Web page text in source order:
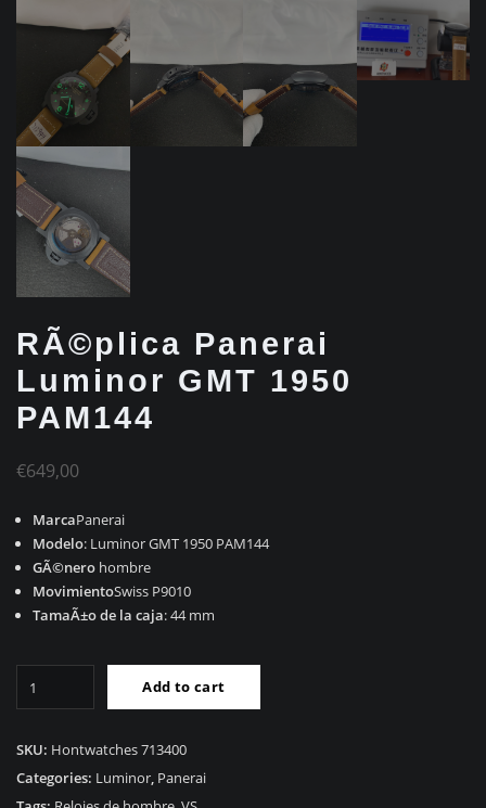
RÃ©plica Panerai
Luminor GMT 1950
PAM144
€649,00
MarcaPanerai
Modelo: Luminor GMT 1950 PAM144
GÃ©nero hombre
MovimientoSwiss P9010
TamaÃ±o de la caja: 44 mm
GMT
1950
Add to cart
SKU: Hontwatches 713400
Categories: Luminor, Panerai